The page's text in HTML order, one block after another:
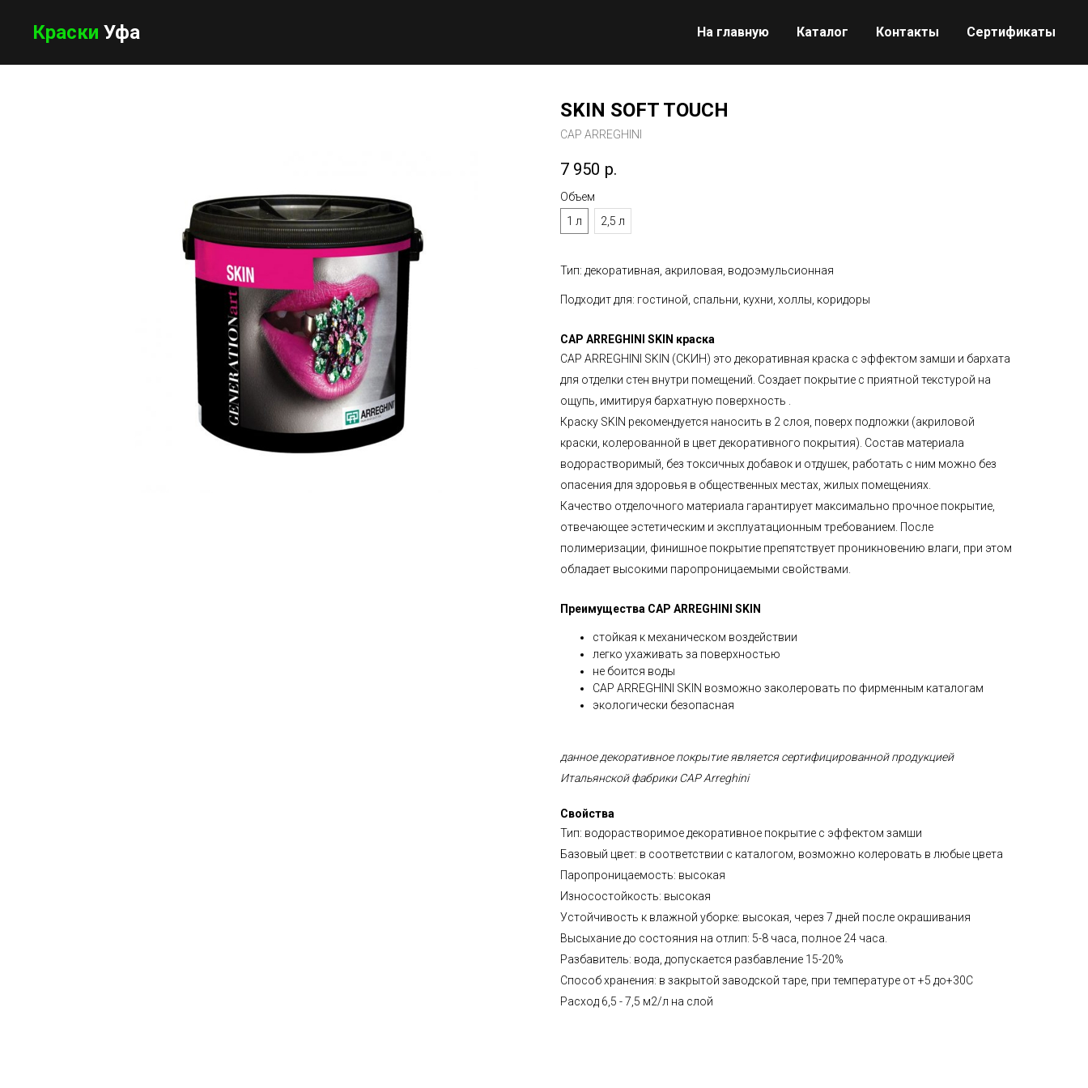
Краски Уфа На главную Каталог Контакты Сертификаты
SKIN SOFT TOUCH
CAP ARREGHINI
7 950 р.
Объем
1 л
2,5 л
Тип: декоративная, акриловая, водоэмульсионная
Подходит для: гостиной, спальни, кухни, холлы, коридоры
CAP ARREGHINI SKIN краска
CAP ARREGHINI SKIN (СКИН) это декоративная краска с эффектом замши и бархата
для отделки стен внутри помещений. Создает покрытие с приятной текстурой на
ощупь, имитируя бархатную поверхность .
Краску SKIN рекомендуется наносить в 2 слоя, поверх подложки (акриловой
краски, колерованной в цвет декоративного покрытия). Состав материала
водорастворимый, без токсичных добавок и отдушек, работать с ним можно без
опасения для здоровья в общественных местах, жилых помещениях.
Качество отделочного материала гарантирует максимально прочное покрытие,
отвечающее эстетическим и эксплуатационным требованием. После
полимеризации, финишное покрытие препятствует проникновению влаги, при этом
обладает высокими паропроницаемыми свойствами.
Преимущества CAP ARREGHINI SKIN
стойкая к механическом воздействии
легко ухаживать за поверхностью
не боится воды
CAP ARREGHINI SKIN возможно заколеровать по фирменным каталогам
экологически безопасная
данное декоративное покрытие является сертифицированной продукцией
Итальянской фабрики CAP Arreghini
Свойства
Тип: водорастворимое декоративное покрытие с эффектом замши
Базовый цвет: в соответствии с каталогом, возможно колеровать в любые цвета
Паропроницаемость: высокая
Износостойкость: высокая
Устойчивость к влажной уборке: высокая, через 7 дней после окрашивания
Высыхание до состояния на отлип: 5-8 часа, полное 24 часа.
Разбавитель: вода, допускается разбавление 15-20%
Способ хранения: в закрытой заводской таре, при температуре от +5 до+30С
Расход 6,5 - 7,5 м2/л на слой